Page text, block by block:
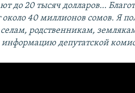
до 20 тысяч долларов…
около 40 миллионов сомов. Я
родственникам,
информацию депутатской